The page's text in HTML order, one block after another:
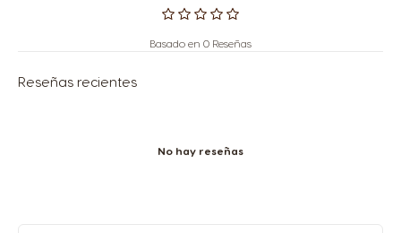
Basado en 0 Reseñas
Reseñas recientes
No hay reseñas